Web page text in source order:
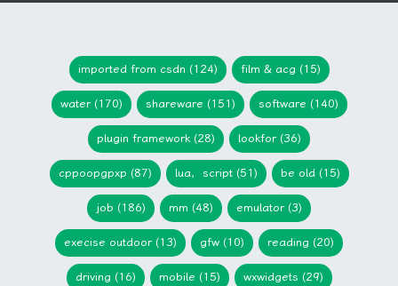
imported from csdn (124) film & acg (15)
water (170) shareware (151) software (140)
plugin framework (28) lookfor (36)
cppoopgpxp (87) lua，script (51) be old (15)
job (186) mm (48) emulator (3)
execise outdoor (13) gfw (10) reading (20)
driving (16) mobile (15) wxwidgets (29)